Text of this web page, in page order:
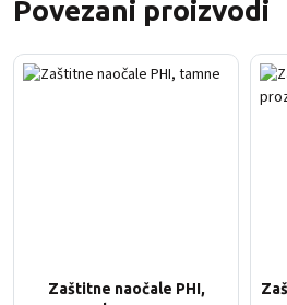
Povezani proizvodi
Zaštitne naočale PHI,